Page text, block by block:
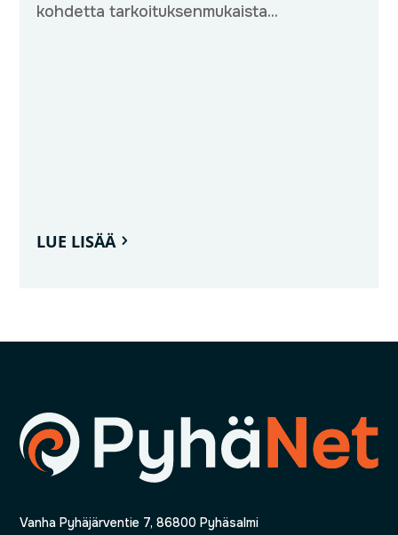
kohdetta tarkoituksenmukaista...
LUE LISÄÄ
Vanha Pyhäjärventie 7, 86800 Pyhäsalmi